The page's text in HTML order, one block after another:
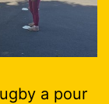
a pour